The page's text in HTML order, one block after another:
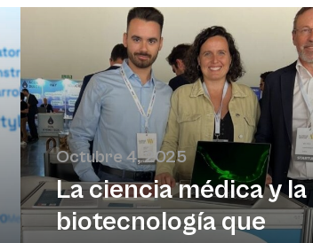
Octubre 4, 2025
La ciencia médica y la
biotecnología que